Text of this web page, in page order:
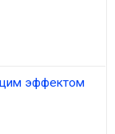
эффектом